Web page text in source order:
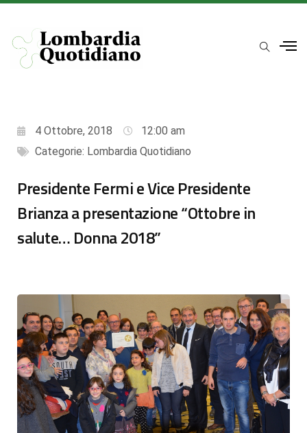
4 Ottobre, 2018
12:00 am
Categorie: Lombardia Quotidiano
Presidente Fermi e Vice Presidente
Brianza a presentazione “Ottobre in
salute… Donna 2018”